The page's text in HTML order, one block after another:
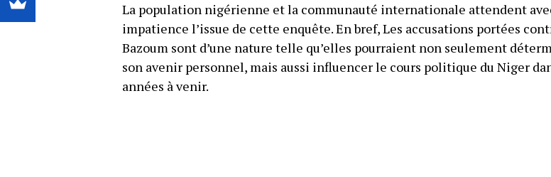
La population nigérienne et la communauté internationale attendent
impatience l’issue de cette enquête. En bref, Les accusations portées
Bazoum sont d’une nature telle qu’elles pourraient non seulement
son avenir personnel, mais aussi influencer le cours politique du Niger
années à venir.